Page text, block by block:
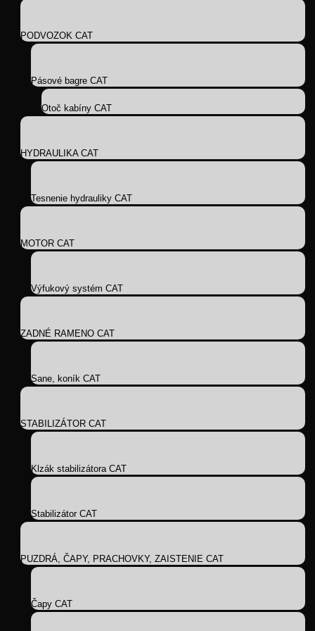
PODVOZOK CAT
Pásové bagre CAT
Otoč kabíny CAT
HYDRAULIKA CAT
Tesnenie hydrauliky CAT
MOTOR CAT
Výfukový systém CAT
ZADNÉ RAMENO CAT
Sane, koník CAT
STABILIZÁTOR CAT
Klzák stabilizátora CAT
Stabilizátor CAT
PUZDRÁ, ČAPY, PRACHOVKY, ZAISTENIE CAT
Čapy CAT